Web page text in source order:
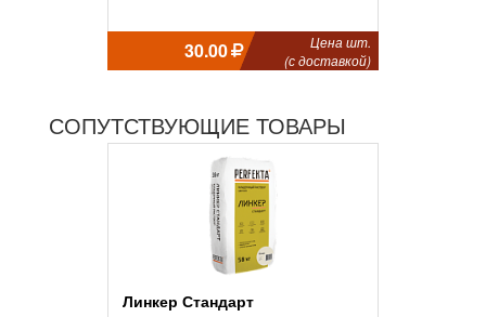
30.00
Цена шт.
(с доставкой)
СОПУТСТВУЮЩИЕ ТОВАРЫ
Линкер Стандарт